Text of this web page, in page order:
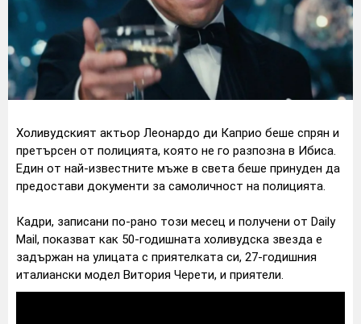
Холивудският актьор Леонардо ди Каприо беше спрян и
претърсен от полицията, която не го разпозна в Ибиса.
Един от най-известните мъже в света беше принуден да
предостави документи за самоличност на полицията.
Кадри, записани по-рано този месец и получени от Daily
Mail, показват как 50-годишната холивудска звезда е
задържан на улицата с приятелката си, 27-годишния
италиански модел Витория Черети, и приятели.